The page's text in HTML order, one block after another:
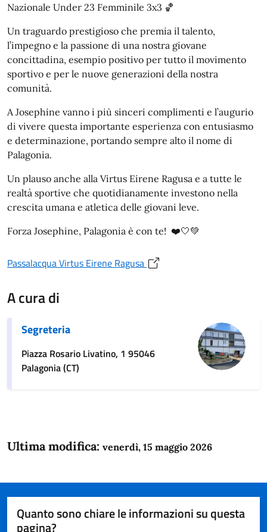
Nazionale Under 23 Femminile 3x3 🏀
Un traguardo prestigioso che premia il talento,
l’impegno e la passione di una nostra giovane
concittadina, esempio positivo per tutto il movimento
sportivo e per le nuove generazioni della nostra
comunità.
A Josephine vanno i più sinceri complimenti e l’augurio
di vivere questa importante esperienza con entusiasmo
e determinazione, portando sempre alto il nome di
Palagonia.
Un plauso anche alla Virtus Eirene Ragusa e a tutte le
realtà sportive che quotidianamente investono nella
crescita umana e atletica delle giovani leve.
Forza Josephine, Palagonia è con te! ❤️🤍💚
Passalacqua Virtus Eirene Ragusa
A cura di
Segreteria
Piazza Rosario Livatino, 1 95046
Palagonia (CT)
Ultima modifica: venerdì, 15 maggio 2026
Quanto sono chiare le informazioni su questa
pagina?